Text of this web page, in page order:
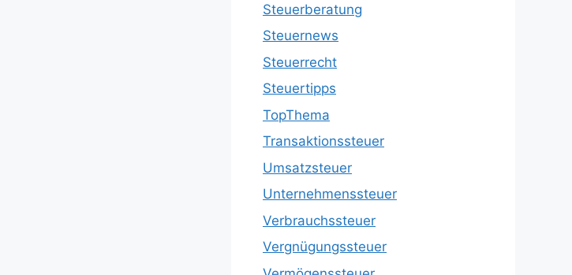
Steuerberatung
Steuernews
Steuerrecht
Steuertipps
TopThema
Transaktionssteuer
Umsatzsteuer
Unternehmenssteuer
Verbrauchssteuer
Vergnügungssteuer